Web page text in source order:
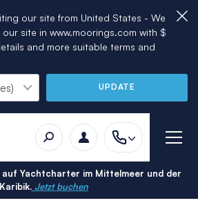
our site from United States - We
site in www.moorings.com with $
and more suitable terms and
UPDATE
auf Yachtcharter im Mittelmeer und der
Karibik.Jetzt buchen